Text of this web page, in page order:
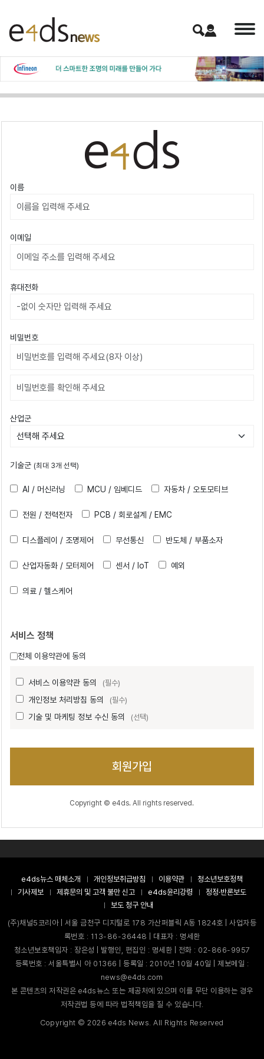
이름
이메일
휴대전화
비밀번호
비밀번호확인
산업군
기술군 (최대 3개 선택)
AI / 머신러닝 MCU / 임베디드 자동차 / 오토모티브
전원 / 전력전자 PCB / 회로설계 / EMC
디스플레이 / 조명제어 무선통신 반도체 / 부품소자
산업자동화 / 모터제어 센서 / IoT 예외
의료 / 헬스케어
서비스 정책
전체 이용약관에 동의
서비스 이용약관 동의 (필수)
개인정보 처리방침 동의 (필수)
기술 및 마케팅 정보 수신 동의 (선택)
회원가입
Copyright © e4ds. All rights reserved.
e4ds뉴스 매체소개 개인정보취급방침 이용약관
청소년보호정책
기사제보
제휴문의 및 고객 불만 신고 e4ds윤리강령
정정·반론보도
보도 청구 안내
(주)채널5코리아 | 서울 금천구 디지털로 178 가산퍼블릭 A동 1824호 | 사업자등
록번호 : 113-86-36448 | 대표자 : 명세환
청소년보호책임자 : 장은성 | 발행인, 편집인 : 명세환 | 전화 : 02-866-9957
등록번호 : 서울특별시 아 01366 | 등록일 : 2010년 10월 40일 | 제보메일 :
news@e4ds.com
본 콘텐츠의 저작권은 e4ds뉴스 또는 제공처에 있으며 이를 무단 이용하는 경우
저작권법 등에 따라 법적책임을 질 수 있습니다.
Copyright ©2026 e4ds News. All Rights Reserved